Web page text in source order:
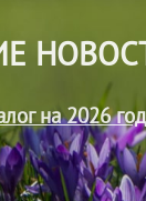
на 2026 год